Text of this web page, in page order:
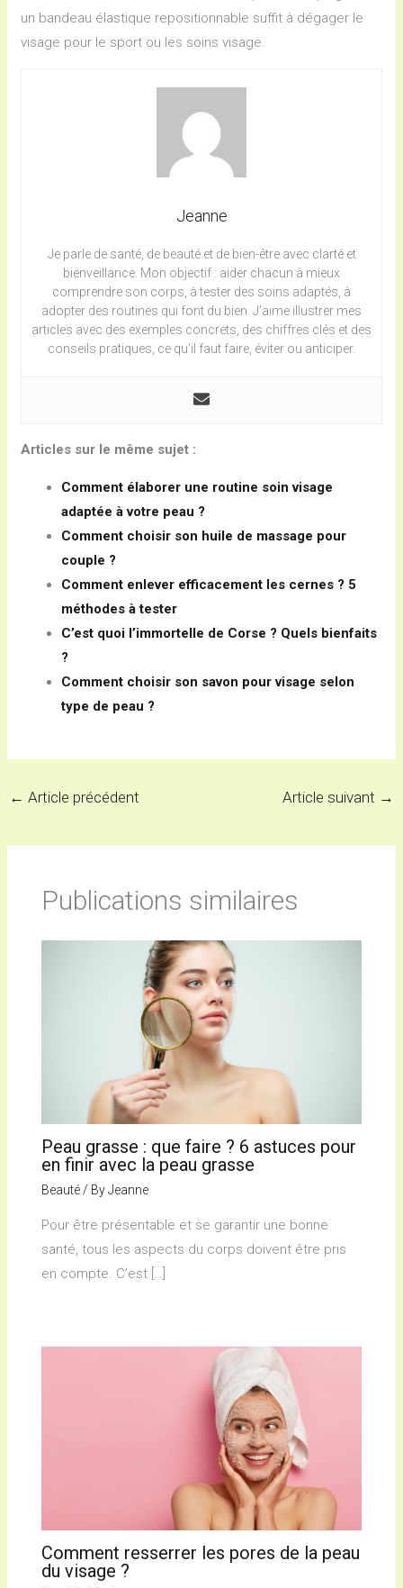
un bandeau élastique repositionnable suffit à dégager le
visage pour le sport ou les soins visage.
Jeanne
Je parle de santé, de beauté et de bien-être avec clarté et
bienveillance. Mon objectif : aider chacun à mieux
comprendre son corps, à tester des soins adaptés, à
adopter des routines qui font du bien. J’aime illustrer mes
articles avec des exemples concrets, des chiffres clés et des
conseils pratiques, ce qu’il faut faire, éviter ou anticiper.
Articles sur le même sujet :
Comment élaborer une routine soin visage
adaptée à votre peau ?
Comment choisir son huile de massage pour
couple ?
Comment enlever efficacement les cernes ? 5
méthodes à tester
C’est quoi l’immortelle de Corse ? Quels bienfaits
?
Comment choisir son savon pour visage selon
type de peau ?
← Article précédent Article suivant →
Publications similaires
Peau grasse : que faire ? 6 astuces pour
en finir avec la peau grasse
Beauté/ ByJeanne
Pour être présentable et se garantir une bonne
santé, tous les aspects du corps doivent être pris
en compte. C’est […]
Comment resserrer les pores de la peau
du visage ?